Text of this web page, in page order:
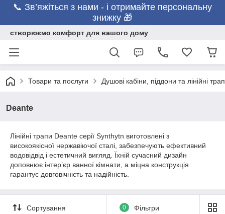
📞 Зв’яжіться з нами - і отримайте персональну
знижку 🎁
створюємо комфорт для вашого дому
Товари та послуги Душові кабіни, піддони та лінійні
Deante
Лінійні трапи Deante серії Synthytn виготовлені з
високоякісної нержавіючої сталі, забезпечують ефективний
водовідвід і естетичний вигляд. Їхній сучасний дизайн
доповнює інтер’єр ванної кімнати, а міцна конструкція
гарантує довговічність та надійність.
Сортування 0 Фільтри